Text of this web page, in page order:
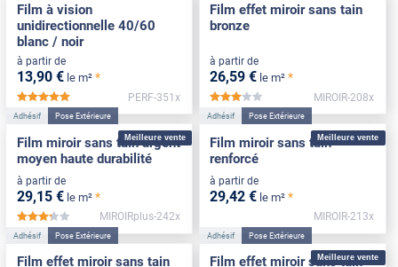
Film à vision
unidirectionnelle 40/60
blanc / noir
à partir de
13,90 € le m² *
*****
PERF-351x
Film effet miroir sans tain
bronze
à partir de
26,59 € le m² *
*****
MIROIR-208x
Meilleure vente
Adhésif Pose Extérieure
Film miroir sans tain argent
moyen haute durabilité
à partir de
29,15 € le m² *
*****
MIROIRplus-242x
Meilleure vente
Adhésif Pose Extérieure
Film miroir sans tain
renforcé
à partir de
29,42 € le m² *
MIROIR-213x
Adhésif Pose Extérieure
Film effet miroir sans tain
Meilleure vente
Adhésif Pose Extérieure
Film effet miroir sans tain